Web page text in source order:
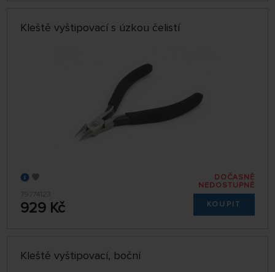
Kleště vyštipovací s úzkou čelistí
79774123
929 Kč
DOČASNĚ
NEDOSTUPNÉ
KOUPIT
Kleště vyštipovací, boční